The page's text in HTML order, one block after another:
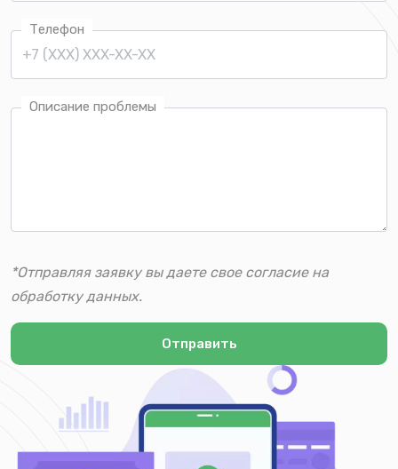
Телефон
Описание проблемы
*Отправляя заявку вы даете свое согласие на
обработку данных.
Отправить